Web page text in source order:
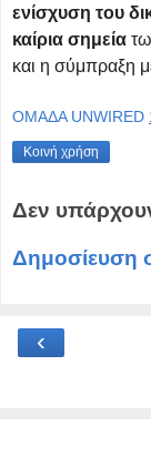
ενίσχυση του
καίρια σημεία
και η σύμπραξη
OMAΔΑ UNWIRED
Κοινή χρήση
Δεν
Δημοσίευση
‹